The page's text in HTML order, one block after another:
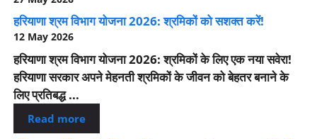
हरियाणा श्रम विभाग योजना 2026: श्रमिकों को सशक्त करें!
12 May 2026
हरियाणा श्रम विभाग योजना 2026: श्रमिकों के लिए एक नया सवेरा!
हरियाणा सरकार अपने मेहनती श्रमिकों के जीवन को बेहतर बनाने के
लिए प्रतिबद्ध ...
Read more